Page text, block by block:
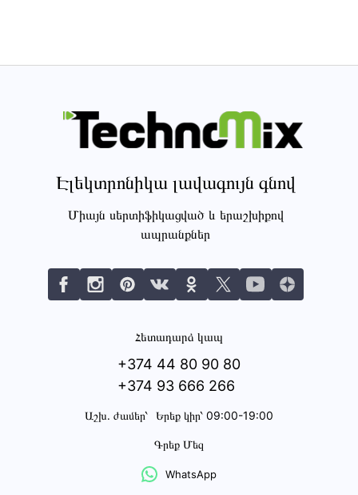
Էլեկտրոնիկա լավագույն գնով
Միայն սերտիֆիկացված և երաշխիքով
ապրանքներ
Հետադարձ կապ
+374 44 80 90 80
+374 93 666 266
Աշխ․ ժամեր՝ Երեք կիր՝ 09:00-19:00
Գրեք Մեզ
WhatsApp